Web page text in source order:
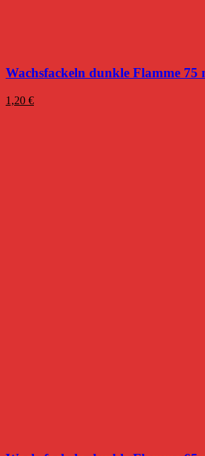
Wachsfackeln dunkle Flamme 75
1,20 €